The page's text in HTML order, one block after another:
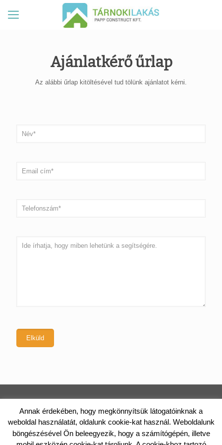
Ajánlatkérő űrlap
Az alábbi űrlap kitöltésével tud tölünk ajánlatot kérni.
2461 Tárnok, Rákóczi utca 46/A. Telefon: +36 (20) 988-0122 E-
mail: iroda@tarnokilakas.hu
Annak érdekében, hogy megkönnyítsük látogatóinknak a
weboldal használatát, oldalunk cookie-kat használ. Weboldalunk
böngészésével Ön beleegyezik, hogy a számítógépén, illetve